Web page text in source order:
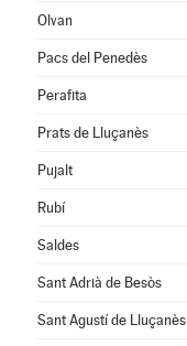
Olvan
Pacs del Penedès
Perafita
Prats de Lluçanès
Pujalt
Rubí
Saldes
Sant Adrià de Besòs
Sant Agustí de Lluçanès